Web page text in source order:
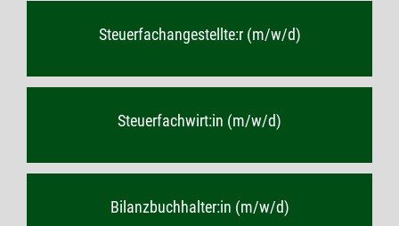
Steuerfachangestellte:r (m/w/d)
Steuerfachwirt:in (m/w/d)
Bilanzbuchhalter:in (m/w/d)